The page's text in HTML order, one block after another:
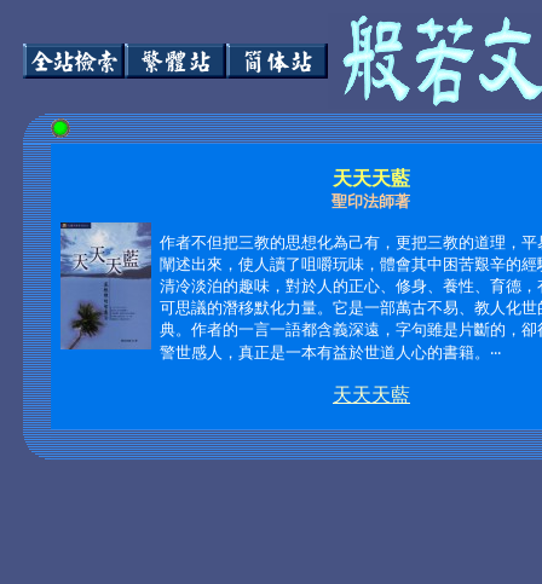
天天天藍
聖印法師著
作者不但把三教的思想化為己有，更把三教的道理，平
闡述出來，使人讀了咀嚼玩味，體會其中困苦艱辛的經
清冷淡泊的趣味，對於人的正心、修身、養性、育德，
可思議的潛移默化力量。它是一部萬古不易、教人化世
典。作者的一言一語都含義深遠，字句雖是片斷的，卻
警世感人，真正是一本有益於世道人心的書籍。‧‧‧
天天天藍